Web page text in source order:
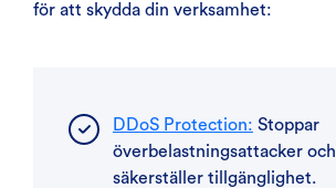
för att skydda din verksamhet:
DDoS Protection: Stoppar
överbelastningsattacker och
säkerställer tillgänglighet.